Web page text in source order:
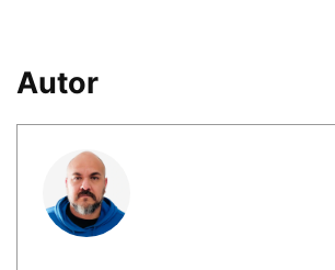
Autor